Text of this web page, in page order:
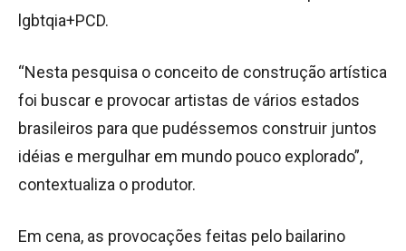
lgbtqia+PCD.
“Nesta pesquisa o conceito de construção artística
foi buscar e provocar artistas de vários estados
brasileiros para que pudéssemos construir juntos
idéias e mergulhar em mundo pouco explorado”,
contextualiza o produtor.
Em cena, as provocações feitas pelo bailarino